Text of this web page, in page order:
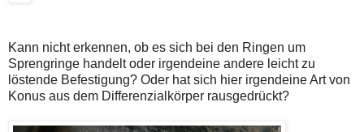
Kann nicht erkennen, ob es sich bei den Ringen um
Sprengringe handelt oder irgendeine andere leicht zu
löstende Befestigung? Oder hat sich hier irgendeine Art von
Konus aus dem Differenzialkörper rausgedrückt?